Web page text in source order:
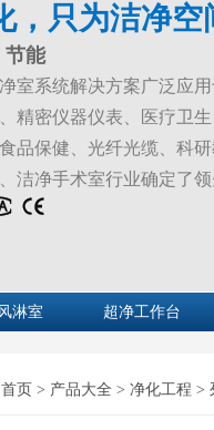
，只为洁净空
节能
室系统解决方案广泛应
精密仪器仪表、医疗卫
品保健、光纤光缆、科
洁净手术室行业确定了领
淋室 超净工作台
首页 > 产品大全 > 净化工程 >